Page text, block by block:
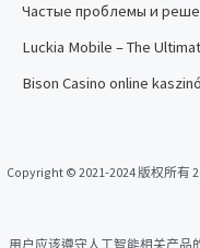
Частые проблемы и
Luckia Mobile – The
Bison Casino online
Copyright © 2021-2024 版权所有
用户应该遵守人工智能相关产品